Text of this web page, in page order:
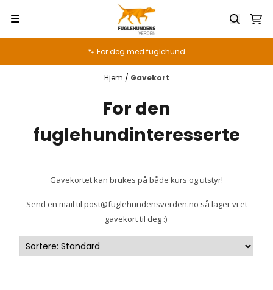
🐾 For deg med fuglehund
Hjem / Gavekort
For den
fuglehundinteresserte
Gavekortet kan brukes på både kurs og utstyr!
Send en mail til post@fuglehundensverden.no så lager vi et
gavekort til deg :)